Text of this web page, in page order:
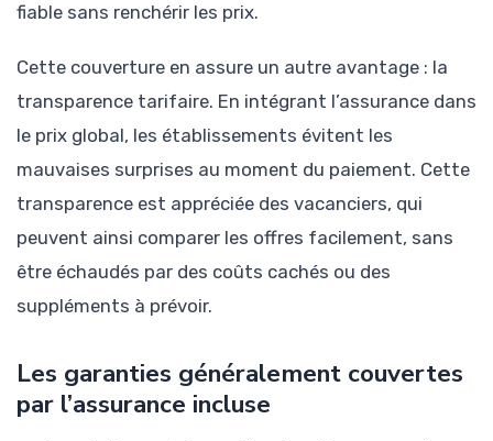
fiable sans renchérir les prix.
Cette couverture en assure un autre avantage : la
transparence tarifaire. En intégrant l’assurance dans
le prix global, les établissements évitent les
mauvaises surprises au moment du paiement. Cette
transparence est appréciée des vacanciers, qui
peuvent ainsi comparer les offres facilement, sans
être échaudés par des coûts cachés ou des
suppléments à prévoir.
Les garanties généralement couvertes
par l’assurance incluse